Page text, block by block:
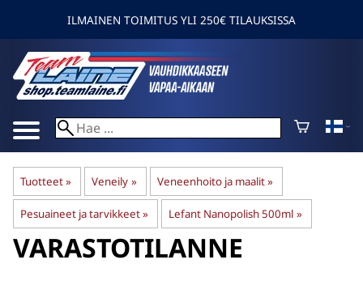
ILMAINEN TOIMITUS YLI 250€ TILAUKSISSA
Tuotteet‪» Veneily ‪» Veneenhoito ja maalit‪»
Pesuaineet ja tarvikkeet‪» Lefant Nanopolish 500ml ‪»
VARASTOTILANNE